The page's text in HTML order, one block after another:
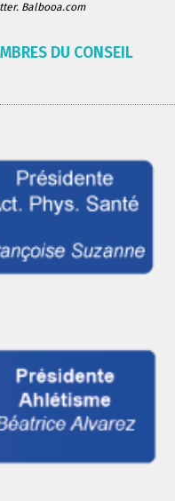
Balbooa.com
DU CONSEIL